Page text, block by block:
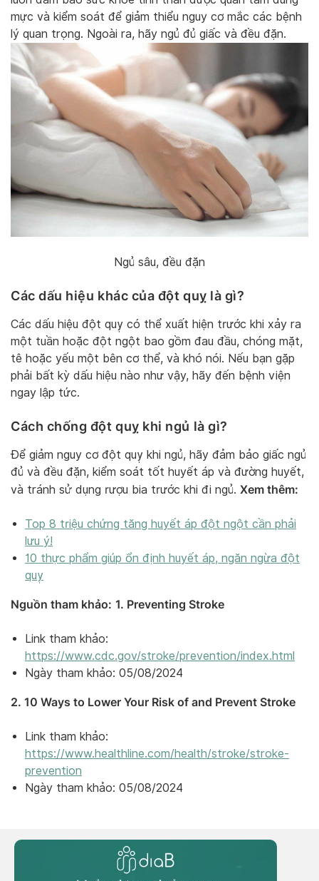
mực và kiểm soát để giảm thiểu nguy cơ mắc các bệnh
lý quan trọng. Ngoài ra, hãy ngủ đủ giấc và đều đặn.
Ngủ sâu, đều đặn
Các dấu hiệu khác của đột quỵ là gì?
Các dấu hiệu đột quỵ có thể xuất hiện trước khi xảy ra
một tuần hoặc đột ngột bao gồm đau đầu, chóng mặt,
tê hoặc yếu một bên cơ thể, và khó nói. Nếu bạn gặp
phải bất kỳ dấu hiệu nào như vậy, hãy đến bệnh viện
ngay lập tức.
Cách chống đột quỵ khi ngủ là gì?
Để giảm nguy cơ đột quỵ khi ngủ, hãy đảm bảo giấc ngủ
đủ và đều đặn, kiểm soát tốt huyết áp và đường huyết,
và tránh sử dụng rượu bia trước khi đi ngủ. Xem thêm:
Top 8 triệu chứng tăng huyết áp đột ngột cần phải
lưu ý!
10 thực phẩm giúp ổn định huyết áp, ngăn ngừa đột
quỵ
Nguồn tham khảo: 1. Preventing Stroke
Link tham khảo:
https://www.cdc.gov/stroke/prevention/index.html
Ngày tham khảo: 05/08/2024
2. 10 Ways to Lower Your Risk of and Prevent Stroke
Link tham khảo:
https://www.healthline.com/health/stroke/stroke-
prevention
Ngày tham khảo: 05/08/2024